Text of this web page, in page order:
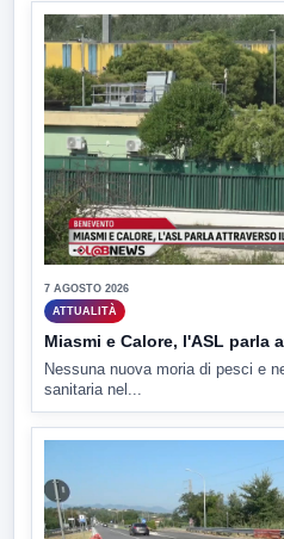
7 AGOSTO 2026
ATTUALITÀ
Miasmi e Calore, l'ASL parla
Nessuna nuova moria di pesci e
sanitaria nel...